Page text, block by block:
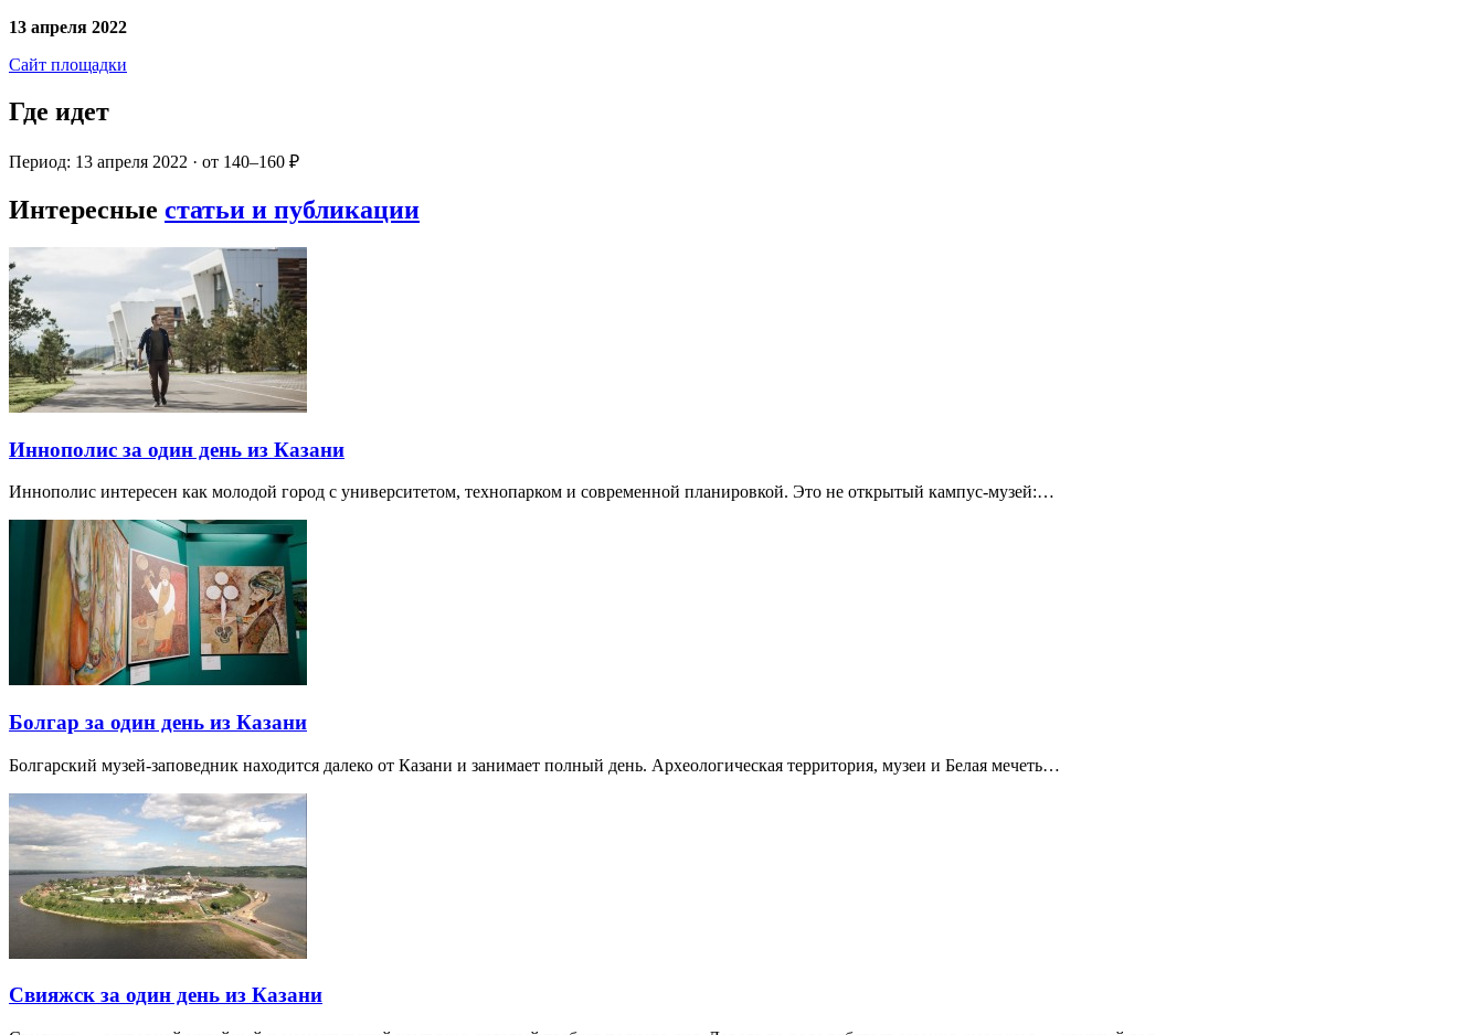
13 апреля 2022
Сайт площадки
Где идет
Период: 13 апреля 2022 · от 140–160 ₽
Интересные статьи и публикации
Иннополис за один день из Казани
Иннополис интересен как молодой город с университетом, технопарком и современной планировкой. Это не открытый кампус-музей:…
Болгар за один день из Казани
Болгарский музей-заповедник находится далеко от Казани и занимает полный день. Археологическая территория, музеи и Белая мечеть…
Свияжск за один день из Казани